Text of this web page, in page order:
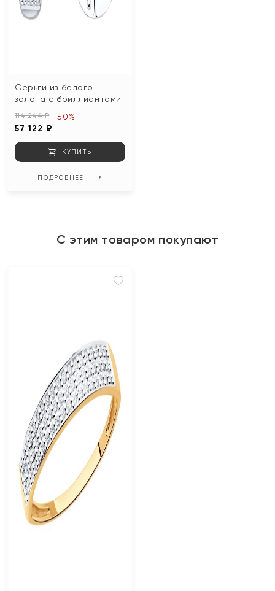
Серьги из белого
золота с бриллиантами
114 244 ₽
57 122 ₽
-50%
КУПИТЬ
ПОДРОБНЕЕ
С этим товаром покупают